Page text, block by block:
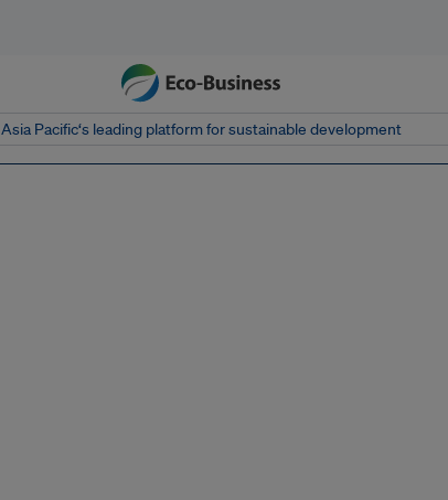
Asia Pacific‘s leading platform for sustainable development